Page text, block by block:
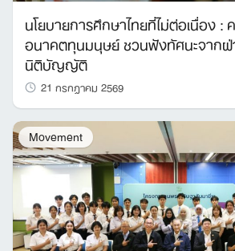
นโยบายการศึกษาไทยที่ไม่ต่อเนื่อง
อนาคตทุนมนุษย์ ชวนฟังทัศนะจากฝ่
นิติบัญญัติ
21 กรกฎาคม 2569
Movement